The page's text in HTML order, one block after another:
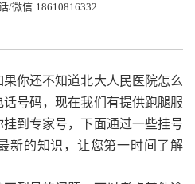
/微信:18610816332
你还不知道北大人民医院怎么
号码，现在我们有提供跑腿服
到专家号，下面通过一些挂号
新的知识，让您第一时间了解